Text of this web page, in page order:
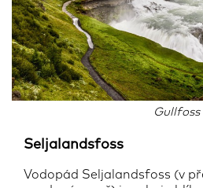
Gullfoss
Seljalandsfoss
Vodopád Seljalandsfoss (v